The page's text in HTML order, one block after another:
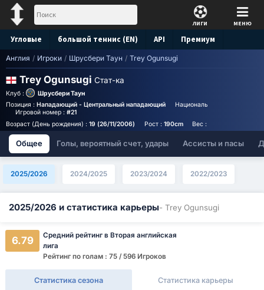
ЛИГИ МЕНЮ
Угловые большой теннис (EN) API Премиум
Прогноз
Англия / Игроки / Шрусбери Таун / Trey Ogunsugi
Trey Ogunsugi Стат-ка
Клуб :
Шрусбери Таун
Позиция : Нападающий - Центральный нападающий Национальность :
Игровой номер : #21
Возраст (День рождения) : 19 (26/11/2006) Рост : 190cm Вес :
Общее Голы, вероятный счет, удары Ассисты и пасы
2025/2026 2024/2025 2023/2024 2022/2023
2025/2026 и статистика карьеры- Trey Ogunsugi
6.79
Средний рейтинг в Вторая английская
лига
Рейтинг по голам : 75 / 596 Игроков
Статистика сезона Статистика карьеры